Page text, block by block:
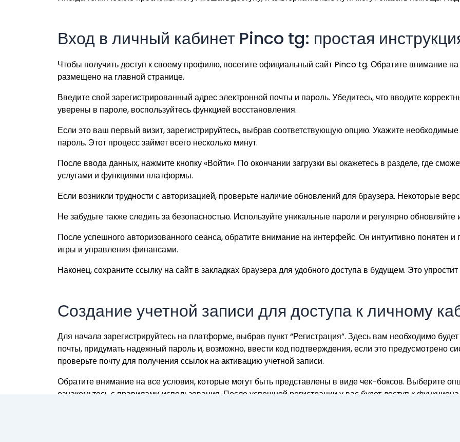
Вход в личный кабинет Pinco tg: простая
Чтобы получить доступ к своему профилю, посетите официальный сайт Pinco tg. Обратите внимание
размещено на главной странице.
Введите свой зарегистрированный адрес электронной почты и пароль. Убедитесь, что вводите
уверены в пароле, воспользуйтесь функцией восстановления.
Если это ваш первый визит, зарегистрируйтесь, выбрав соответствующую опцию. Укажите
пароль. Этот процесс займет всего несколько минут.
После ввода данных, нажмите кнопку «Войти». По окончании загрузки вы окажетесь в разделе, где
услугами и функциями платформы.
Если возникли трудности с авторизацией, проверьте наличие обновлений для браузера. Некоторые
Не забудьте также следить за безопасностью. Используйте уникальные пароли и регулярно обновляйте
После успешного авторизованного сеанса, обратите внимание на интерфейс. Он интуитивно понятен
игры и управления финансами.
Наконец, сохраните ссылку на сайт в закладках браузера для удобного доступа в будущем. Это
Создание учетной записи для доступа к личному
Для начала зарегистрируйтесь на платформе, выбрав пункт “Регистрация”. Здесь вам необходимо
почты, придумать надежный пароль и, возможно, ввести код подтверждения, если это предусмотрено
проверьте почту для получения ссылок на активацию учетной записи.
Обратите внимание на все условия, которые могут быть представлены в виде чек-боксов. Выберите
ознакомьтесь с правилами использования. После успешной регистрации у вас будет доступ к